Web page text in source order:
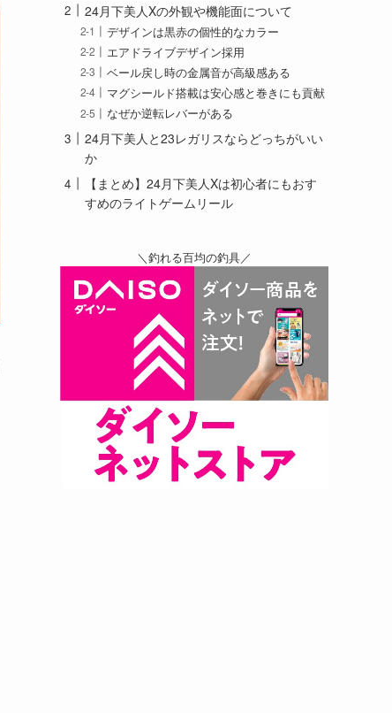
24月下美人Xの外観や機能面について
デザインは黒赤の個性的なカラー
エアドライブデザイン採用
ベール戻し時の金属音が高級感ある
マグシールド搭載は安心感と巻きにも貢献
なぜか逆転レバーがある
24月下美人と23レガリスならどっちがいい
か
【まとめ】24月下美人Xは初心者にもおす
すめのライトゲームリール
＼釣れる百均の釣具／